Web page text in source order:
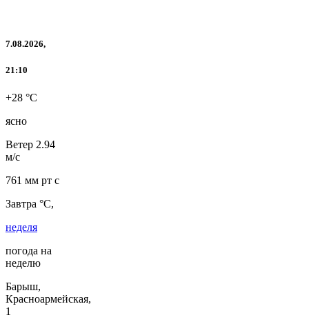
7.08.2026,
21:10
+28 °C
ясно
Ветер 2.94
м/с
761 мм рт с
Завтра °C,
неделя
погода на
неделю
Барыш,
Красноармейская,
1